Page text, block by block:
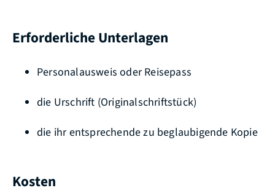
Erforderliche Unterlagen
Personalausweis oder Reisepass
die Urschrift (Originalschriftstück)
die ihr entsprechende zu beglaubigende Kopie
Kosten